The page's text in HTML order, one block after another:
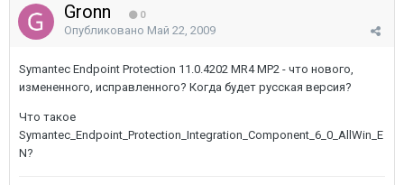
Gronn 0
Опубликовано Май 22, 2009
Symantec Endpoint Protection 11.0.4202 MR4 MP2 - что нового,
измененного, исправленного? Когда будет русская версия?
Что такое
Symantec_Endpoint_Protection_Integration_Component_6_0_AllWin_E
N?